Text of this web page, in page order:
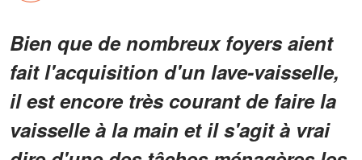
Bien que de nombreux foyers aient
fait l'acquisition d'un lave-vaisselle,
il est encore très courant de faire la
vaisselle à la main et il s'agit à vrai